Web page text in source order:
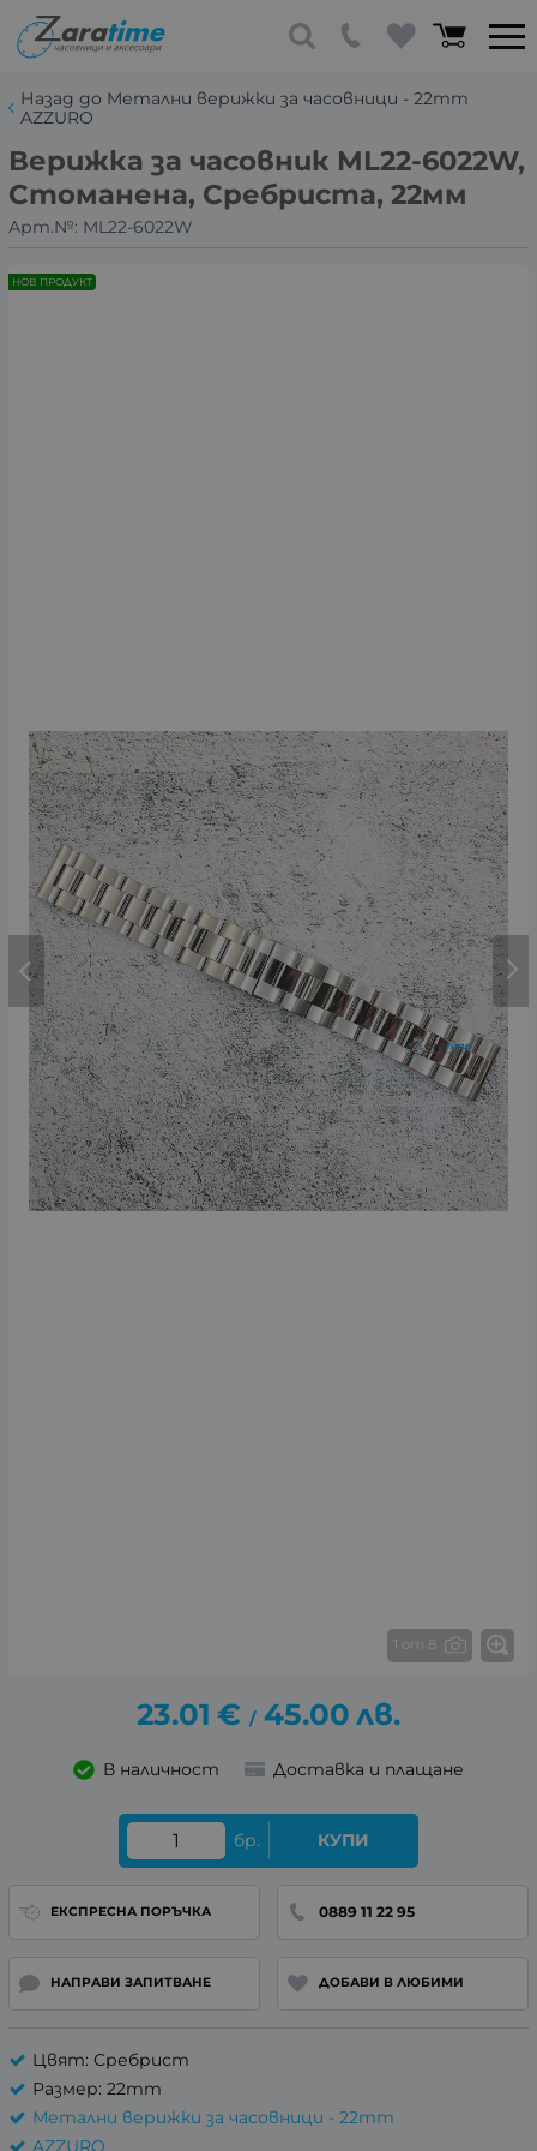
Назад до Метални верижки за часовници - 22mm
AZZURO
Верижка за часовник ML22-6022W,
Стоманена, Сребриста, 22мм
Арт.№: ML22-6022W
1 от 8
НОВ ПРОДУКТ
23.01 € / 45.00 лв.
В наличност Доставка и плащане
бр. КУПИ
ЕКСПРЕСНА ПОРЪЧКА 0889 11 22 95
НАПРАВИ ЗАПИТВАНЕ ДОБАВИ В ЛЮБИМИ
Цвят: Сребрист
Размер: 22mm
Метални верижки за часовници - 22mm
AZZURO